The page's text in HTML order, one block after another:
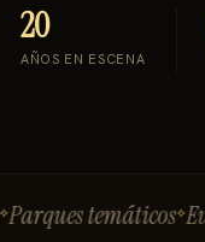
20
AÑOS EN ESCENA
temáticos